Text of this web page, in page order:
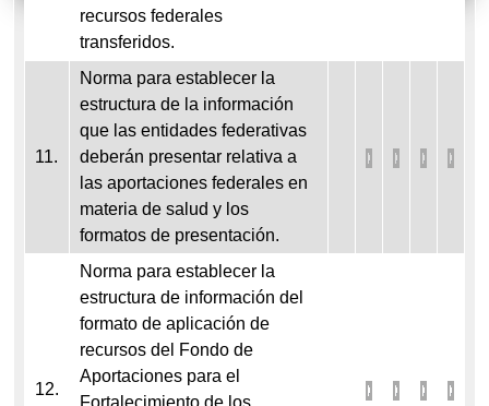
recursos federales
transferidos.
11.
Norma para establecer la
estructura de la información
que las entidades federativas
deberán presentar relativa a
las aportaciones federales en
materia de salud y los
formatos de presentación.
12.
Norma para establecer la
estructura de información del
formato de aplicación de
recursos del Fondo de
Aportaciones para el
Fortalecimiento de los